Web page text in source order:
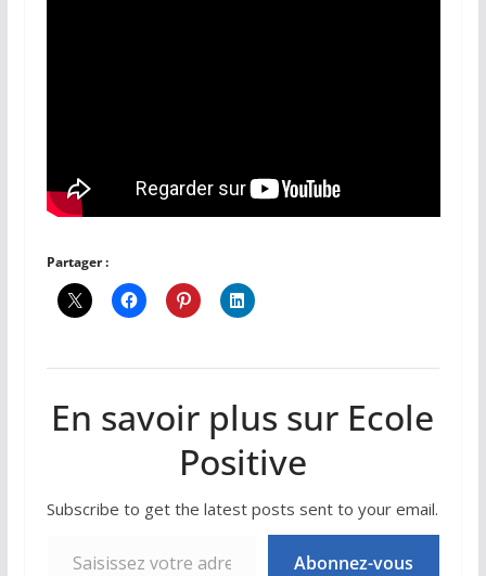
Partager :
En savoir plus sur Ecole
Positive
Subscribe to get the latest posts sent to your email.
Abonnez-vous